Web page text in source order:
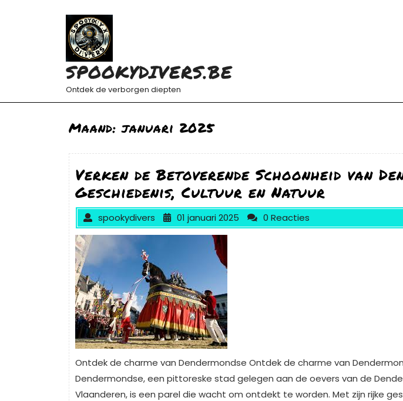
SPOOKYDIVERS.BE
Ontdek de verborgen diepten
Maand:januari 2025
Verken de Betoverende Schoonheid van
Geschiedenis, Cultuur en Natuur
spookydivers 01 januari 2025 0 Reacties
Ontdek de charme van Dendermondse Ontdek de charme van
Dendermondse, een pittoreske stad gelegen aan de oevers van de
Vlaanderen, is een parel die wacht om ontdekt te worden. Met zijn rijke